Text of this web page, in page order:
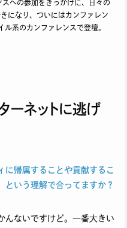
への参加をきっかけに、日々の
になり、ついにはカンファレン
系のカンファレンスで登壇。
ーネットに逃げ
に帰属することや貢献するこ
という理解で合ってますか？
んないですけど。一番大きい